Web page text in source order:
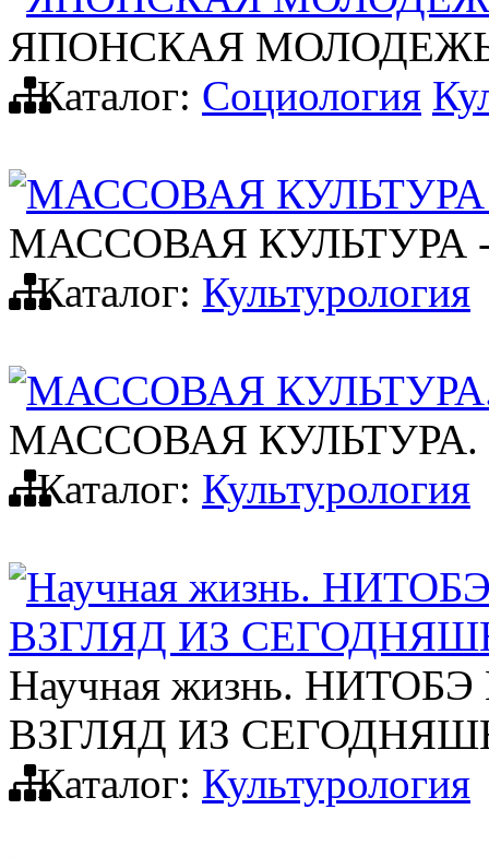
ЯПОНСКАЯ
Каталог: Социология
МАССОВАЯ
МАССОВАЯ КУЛЬТУРА
Каталог: Культурология
МАССОВАЯ
МАССОВАЯ
Каталог: Культурология
Научная жизнь.
ВЗГЛЯД ИЗ
Научная жизнь.
ВЗГЛЯД ИЗ
Каталог: Культурология